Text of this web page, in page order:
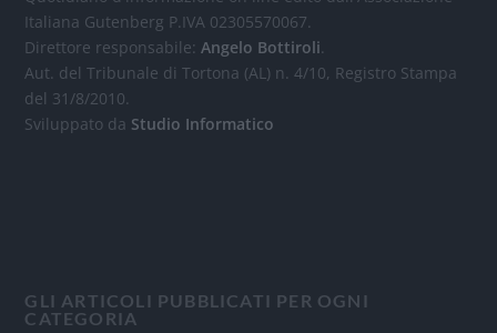
Italiana Gutenberg P.IVA 02305570067.
Direttore responsabile:Angelo Bottiroli.
Aut. del Tribunale di Tortona (AL) n. 4/10, Registro Stampa
del 31/8/2010.
Sviluppato da Studio Informatico
GLI ARTICOLI PUBBLICATI PER OGNI
CATEGORIA